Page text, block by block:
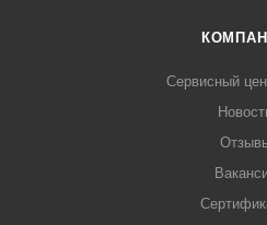
Сервисный